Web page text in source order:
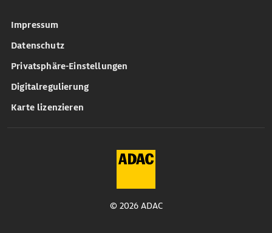
Impressum
Datenschutz
Privatsphäre-Einstellungen
Digitalregulierung
Karte lizenzieren
© 2026 ADAC